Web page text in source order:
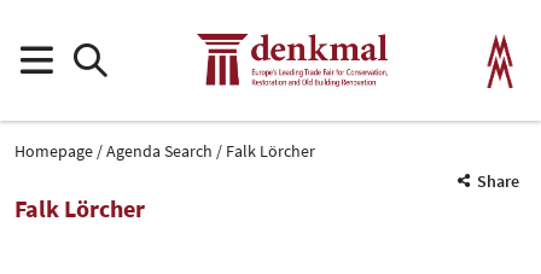
Homepage Agenda Search
Falk Lörcher
Share
Falk Lörcher